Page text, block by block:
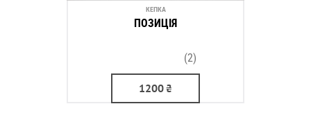
КЕПКА
ПОЗИЦІЯ
(2)
1200₴